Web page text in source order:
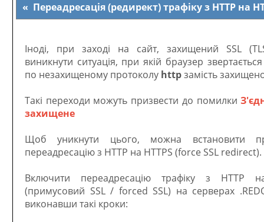
Переадресація (редирект) трафіку з HTTP на
Іноді, при заході на сайт, захищений SSL
виникнути ситуація, при якій браузер
по незахищеному протоколу httpзамість
Такі переходи можуть призвести до помилки
захищене
Щоб уникнути цього, можна встановити
переадресацію з HTTP на HTTPS (force SSL redirect).
Включити переадресацію трафіку з HTTP
(примусовий SSL / forced SSL) на серверах
виконавши такі кроки: